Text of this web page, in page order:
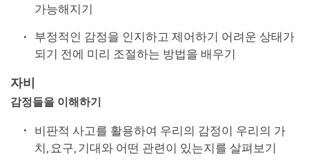
가능해지기
부정적인 감정을 인지하고 제어하기 어려운 상태가
되기 전에 미리 조절하는 방법을 배우기
자비
감정들을 이해하기
비판적 사고를 활용하여 우리의 감정이 우리의 가
치, 요구, 기대와 어떤 관련이 있는지를 살펴보기